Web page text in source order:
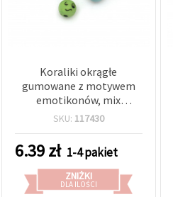
Koraliki okrągłe
gumowane z motywem
emotikonów, mix
kolorów, 7 mm, otwór 2
idealne do bransoletek,
biżuterii i kreatywnych
projektów DIY
SKU: 117430
6.39zł 1-4 pakiet
ZNIŻKI
DLA ILOŚCI